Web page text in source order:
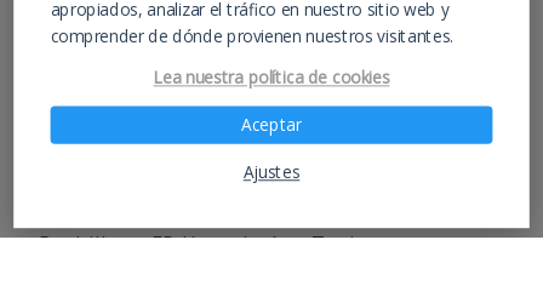
Bachiller y FP Hostelería y Turismo –
apropiados, analizar el tráfico en nuestro sitio web y
comprender de dónde provienen nuestros visitantes.
Lea nuestra política de cookies
Aceptar
Ajustes